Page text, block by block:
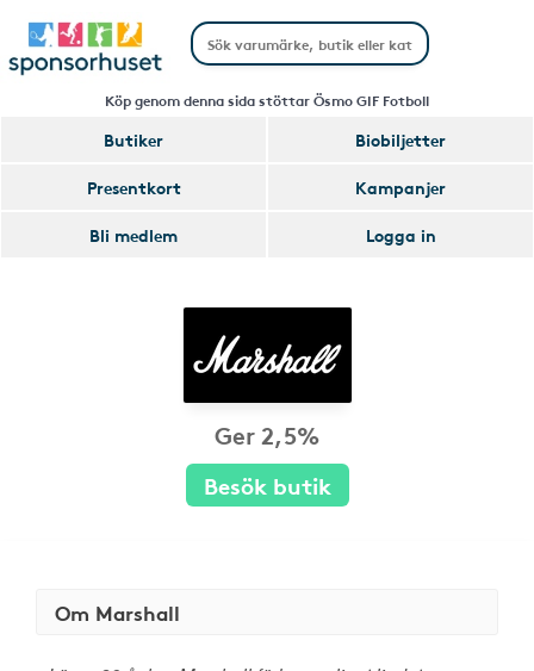
Köp genom denna sida stöttar Ösmo GIF Fotboll
Butiker
Biobiljetter
Presentkort
Kampanjer
Bli medlem
Logga in
Ger 2,5%
Besök butik
Om Marshall